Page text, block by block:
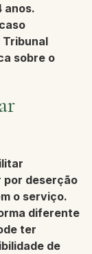
anos.
Tribunal
sobre o
por deserção
o serviço.
diferente
ter
de